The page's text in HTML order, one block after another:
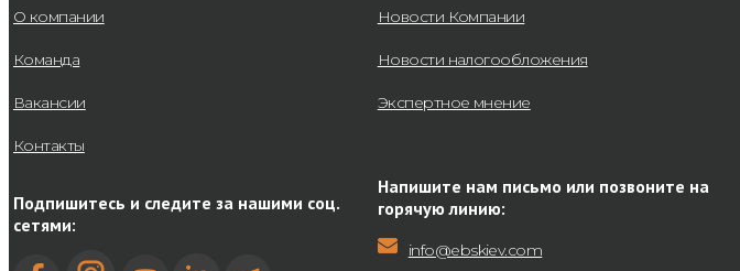
О компании
Команда
Вакансии
Контакты
Подпишитесь и следите за нашими соц.
сетями:
Новости Компании
Новости налогообложения
Экспертное мнение
Напишите нам письмо или позвоните на
горячую линию:
info@ebskiev.com